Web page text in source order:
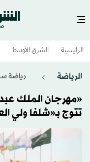
الرئيسية الشرق الأوسط​
الرياضة رياضة
«مهرجان الملك عبد
تتوج بـ«شلفا ولي